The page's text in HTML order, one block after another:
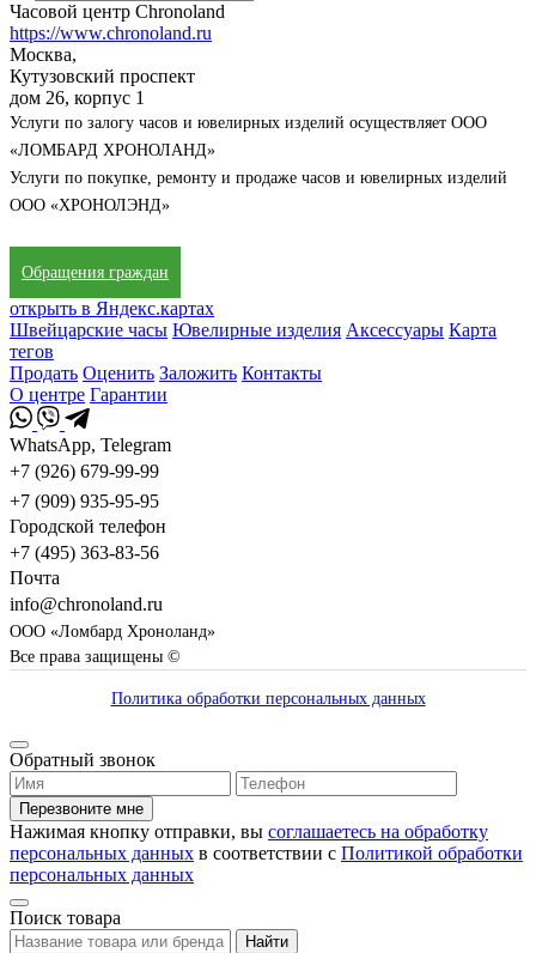
Часовой центр Chronoland
https://www.chronoland.ru
Москва,
Кутузовский проспект
дом 26, корпус 1
Услуги по залогу часов и ювелирных изделий осуществляет ООО
«ЛОМБАРД ХРОНОЛАНД»
Услуги по покупке, ремонту и продаже часов и ювелирных изделий
ООО «ХРОНОЛЭНД»
Обращения граждан
открыть в Яндекс.картах
Швейцарские часы Ювелирные изделия Аксессуары Карта
тегов
Продать Оценить Заложить Контакты
О центре Гарантии
WhatsApp, Telegram
+7 (926) 679-99-99
+7 (909) 935-95-95
Городской телефон
+7 (495) 363-83-56
Почта
info@chronoland.ru
ООО «Ломбард Хроноланд»
Все права защищены ©
Политика обработки персональных данных
Обратный звонок
Перезвоните мне
Нажимая кнопку отправки, вы соглашаетесь на обработку
персональных данных в соответствии с Политикой обработки
персональных данных
Поиск товара
Найти